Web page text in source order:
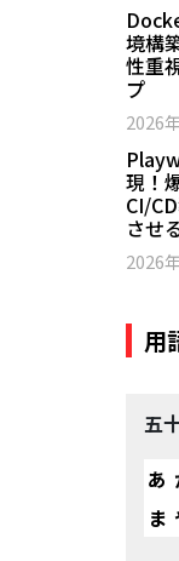
境構
性重
プ
2026
現！
CI/
させ
2026
用
五
あ
ま